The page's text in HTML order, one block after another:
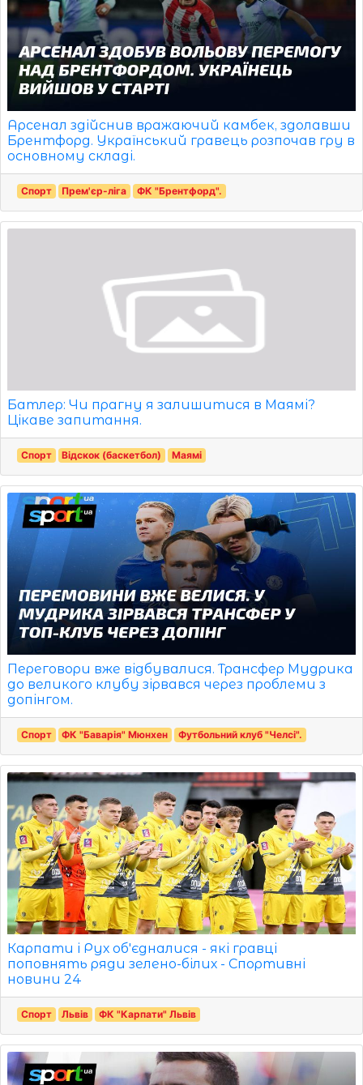
Арсенал здійснив вражаючий камбек, здолавши
Брентфорд. Український гравець розпочав гру в
основному складі.
Спорт Прем'єр-ліга ФК "Брентфорд".
Батлер: Чи прагну я залишитися в Маямі?
Цікаве запитання.
Спорт Відскок (баскетбол) Маямі
Переговори вже відбувалися. Трансфер Мудрика
до великого клубу зірвався через проблеми з
допінгом.
Спорт ФК "Баварія" Мюнхен Футбольний клуб "Челсі".
Карпати і Рух об'єдналися - які гравці
поповнять ряди зелено-білих - Спортивні
новини 24
Спорт Львів ФК "Карпати" Львів